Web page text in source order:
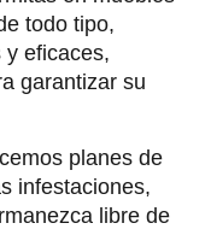
todo tipo,
y eficaces,
garantizar su
planes de
infestaciones,
libre de